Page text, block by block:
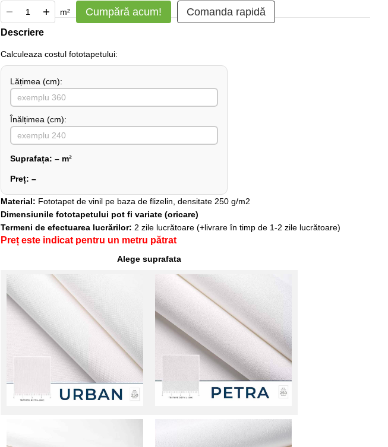
m² Cumpără acum! Comanda rapidă
Descriere
Сalculeaza costul fototapetului:
Lățimea (сm):
Înălțimea (cm):
Suprafața: – m²
Preț: –
Material: Fototapet de vinil pe baza de flizelin, densitate 250 g/m2
Dimensiunile fototapetului pot fi variate (oricare)
Termeni de efectuarea lucrărilor: 2 zile lucrătoare (+livrare în timp de 1-2 zile lucrătoare)
Preț este indicat pentru un metru pătrat
Alege suprafata